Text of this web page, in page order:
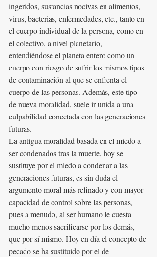
ingeridos, sustancias nocivas en alimentos,
virus, bacterias, enfermedades, etc., tanto en
el cuerpo individual de la persona, como en
el colectivo, a nivel planetario,
entendiéndose el planeta entero como un
cuerpo con riesgo de sufrir los mismos tipos
de contaminación al que se enfrenta el
cuerpo de las personas. Además, este tipo
de nueva moralidad, suele ir unida a una
culpabilidad conectada con las generaciones
futuras.
La antigua moralidad basada en el miedo a
ser condenados tras la muerte, hoy se
sustituye por el miedo a condenar a las
generaciones futuras, es sin duda el
argumento moral más refinado y con mayor
capacidad de control sobre las personas,
pues a menudo, al ser humano le cuesta
mucho menos sacrificarse por los demás,
que por sí mismo. Hoy en día el concepto de
pecado se ha sustituido por el de